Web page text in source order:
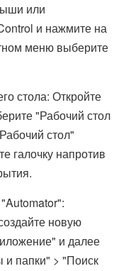
или
и нажмите на
меню выберите
стола: Откройте
"Рабочий стол
стол"
галочку напротив
новую
и далее
и папки" > "Поиск